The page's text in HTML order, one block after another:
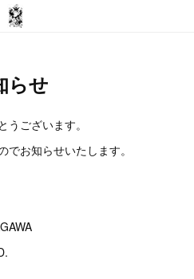
らせ
ございます。
お知らせいたします。